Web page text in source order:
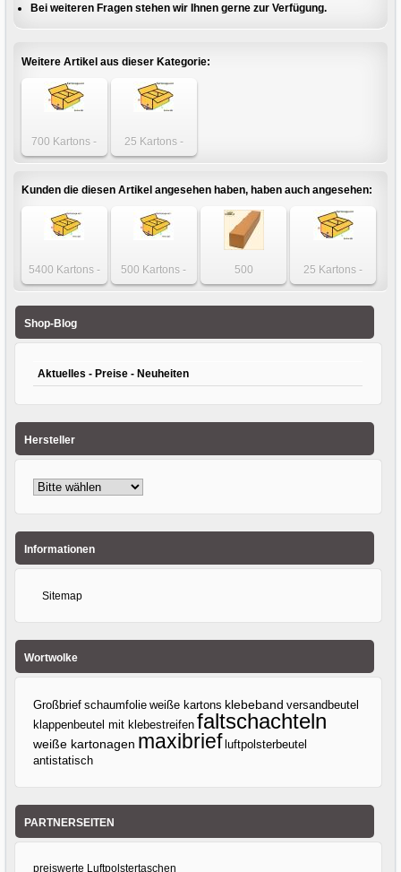
Bei weiteren Fragen stehen wir Ihnen gerne zur Verfügung.
Weitere Artikel aus dieser Kategorie:
700 Kartons -
Karton 470 x 320
einwellig
25 Kartons -
Karton 470 x 320
einwellig
Kunden die diesen Artikel angesehen haben, haben auch angesehen:
5400 Kartons -
Karton 140 x 140
500 Kartons -
Karton 160 x 160
500
Faltschachteln -
25 Kartons -
Karton 495 x 395
Shop-Blog
Aktuelles - Preise - Neuheiten
Hersteller
Informationen
Sitemap
Wortwolke
Großbrief schaumfolie weiße kartons klebeband versandbeutel
klappenbeutel mit klebestreifen faltschachteln
weiße kartonagen maxibrief luftpolsterbeutel
antistatisch
PARTNERSEITEN
preiswerte Luftpolstertaschen